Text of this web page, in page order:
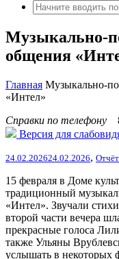
Музыкально-
общения
Главная Музыкально-
«Интел»
Справки по телефону
Версия для
24.02.202624.02.2026,
15 февраля в Доме
традиционный
«Интел». Звучали
второй части вечера
прекрасные голоса
также Ульяны
услышать в некоторых